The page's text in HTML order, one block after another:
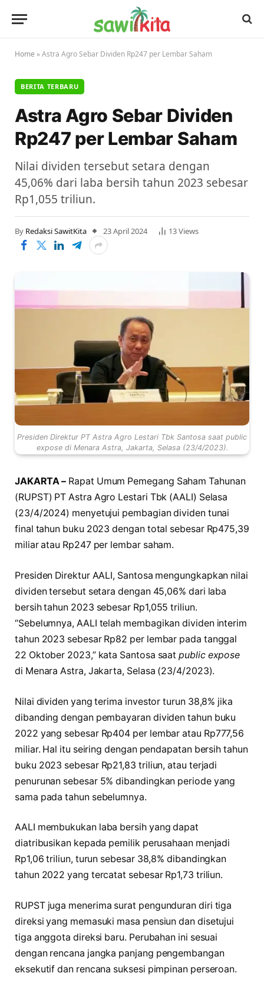
Home »Astra Agro Sebar Dividen Rp247 per Lembar Saham
BERITA TERBARU
Astra Agro Sebar Dividen
Rp247 per Lembar Saham
Nilai dividen tersebut setara dengan
45,06% dari laba bersih tahun 2023 sebesar
Rp1,055 triliun.
By Redaksi SawitKita 23 April 2024 13Views
Presiden Direktur PT Astra Agro Lestari Tbk Santosa saat public
expose di Menara Astra, Jakarta, Selasa (23/4/2023).
JAKARTA – Rapat Umum Pemegang Saham Tahunan
(RUPST) PT Astra Agro Lestari Tbk (AALI) Selasa
(23/4/2024) menyetujui pembagian dividen tunai
final tahun buku 2023 dengan total sebesar Rp475,39
miliar atau Rp247 per lembar saham.
Presiden Direktur AALI, Santosa mengungkapkan nilai
dividen tersebut setara dengan 45,06% dari laba
bersih tahun 2023 sebesar Rp1,055 triliun.
“Sebelumnya, AALI telah membagikan dividen interim
tahun 2023 sebesar Rp82 per lembar pada tanggal
22 Oktober 2023,” kata Santosa saatpublic expose
di Menara Astra, Jakarta, Selasa (23/4/2023).
Nilai dividen yang terima investor turun 38,8% jika
dibanding dengan pembayaran dividen tahun buku
2022 yang sebesar Rp404 per lembar atau Rp777,56
miliar. Hal itu seiring dengan pendapatan bersih tahun
buku 2023 sebesar Rp21,83 triliun, atau terjadi
penurunan sebesar 5% dibandingkan periode yang
sama pada tahun sebelumnya.
AALI membukukan laba bersih yang dapat
diatribusikan kepada pemilik perusahaan menjadi
Rp1,06 triliun, turun sebesar 38,8% dibandingkan
tahun 2022 yang tercatat sebesar Rp1,73 triliun.
RUPST juga menerima surat pengunduran diri tiga
direksi yang memasuki masa pensiun dan disetujui
tiga anggota direksi baru. Perubahan ini sesuai
dengan rencana jangka panjang pengembangan
eksekutif dan rencana suksesi pimpinan perseroan.